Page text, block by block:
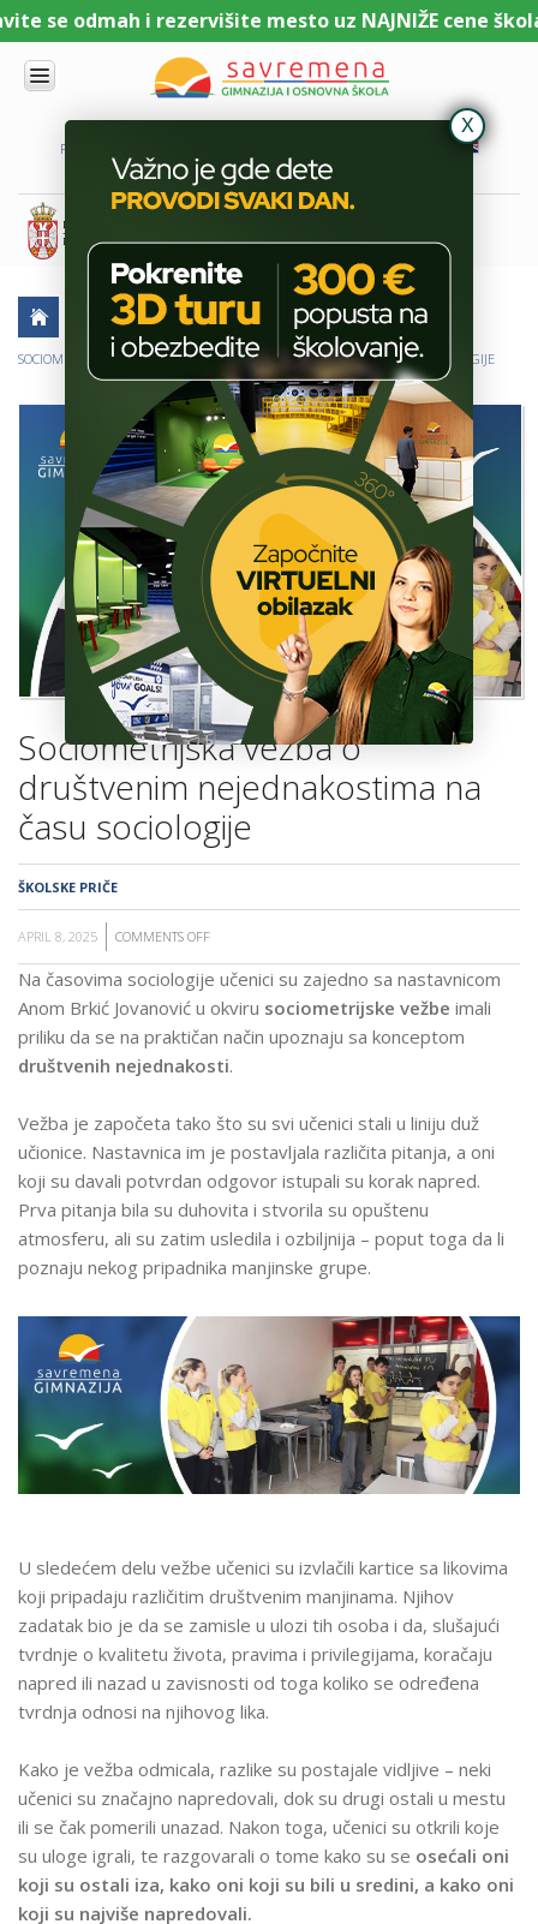
se odmah i rezervišite mesto uz NAJNIŽE cene
PORTAL ZA UČENIKE
NAMA
KOMBINOVANI
PROGRAM
NACIONALNI
PROGRAM
PROGRAM
SAVREMENO
OBRAZOVANJE
VESTI
ERASMUS+
OSNOVNA
AKTUELNO ŠKOLSKE PRIČE
SOCIOMETRIJSKA VEŽBA O DRUŠTVENIM NEJEDNAKOSTIMA NA ČASU SOCIOLOGIJE
Sociometrijska vežba o
društvenim nejednakostima na
času sociologije
ŠKOLSKE PRIČE
APRIL 8, 2025 COMMENTS OFF
SOCIOMETRIJSKA
DRUŠTVENIM
SOCIOLOGIJE
Na časovima sociologije učenici su zajedno sa nastavnicom
Anom Brkić Jovanović u okviru sociometrijske vežbe imali
priliku da se na praktičan način upoznaju sa konceptom
društvenih nejednakosti.
Vežba je započeta tako što su svi učenici stali u liniju duž
učionice. Nastavnica im je postavljala različita pitanja, a oni
koji su davali potvrdan odgovor istupali su korak napred.
Prva pitanja bila su duhovita i stvorila su opuštenu
atmosferu, ali su zatim usledila i ozbiljnija – poput toga da li
poznaju nekog pripadnika manjinske grupe.
U sledećem delu vežbe učenici su izvlačili kartice sa likovima
koji pripadaju različitim društvenim manjinama. Njihov
zadatak bio je da se zamisle u ulozi tih osoba i da, slušajući
tvrdnje o kvalitetu života, pravima i privilegijama, koračaju
napred ili nazad u zavisnosti od toga koliko se određena
tvrdnja odnosi na njihovog lika.
Kako je vežba odmicala, razlike su postajale vidljive – neki
učenici su značajno napredovali, dok su drugi ostali u mestu
ili se čak pomerili unazad. Nakon toga, učenici su otkrili koje
su uloge igrali, te razgovarali o tome kako su se osećali oni
koji su ostali iza, kako oni koji su bili u sredini, a kako oni
koji su najviše napredovali.